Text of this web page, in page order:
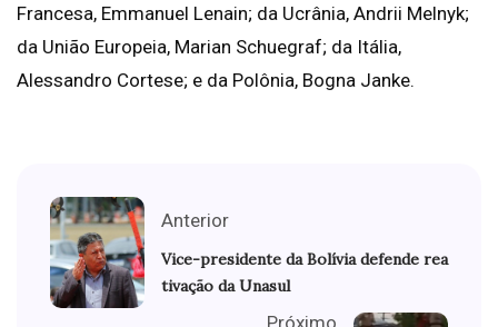
Francesa, Emmanuel Lenain; da Ucrânia, Andrii Melnyk;
da União Europeia, Marian Schuegraf; da Itália,
Alessandro Cortese; e da Polônia, Bogna Janke.
Anterior
Vice-presidente da Bolívia defende rea
tivação da Unasul
Próximo